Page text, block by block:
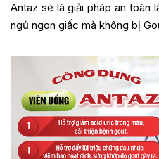
Antaz sẽ là giải pháp an toàn
ngủ ngon giấc mà không bị